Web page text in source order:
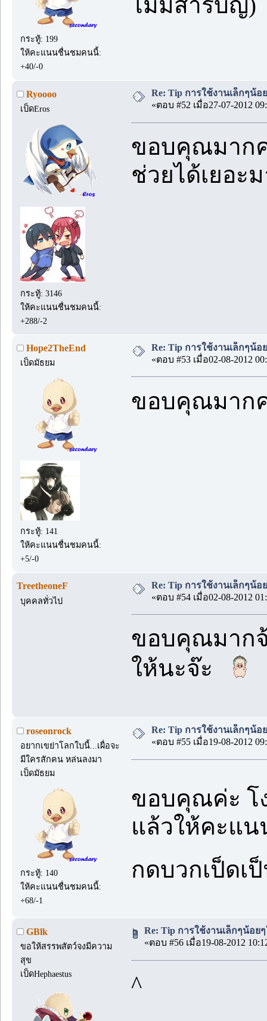
กระทู้: 199
ให้คะแนนชื่นชมคนนี้:
+40/-0
Ryoooo
เป็ดEros
กระทู้: 3146
ให้คะแนนชื่นชมคนนี้:
+288/-2
Re: Tip การใช้งานเล็กๆน้อ
«ตอบ #52 เมื่อ27-07-2012
ขอบคุณมากค
ช่วยได้เยอะ
Hope2TheEnd
เป็ดมัธยม
กระทู้: 141
ให้คะแนนชื่นชมคนนี้:
+5/-0
Re: Tip การใช้งานเล็กๆน้อ
«ตอบ #53 เมื่อ02-08-2012
ขอบคุณมา
TreetheoneF
บุคคลทั่วไป
Re: Tip การใช้งานเล็กๆน้อ
«ตอบ #54 เมื่อ02-08-2012
ขอบคุณมาก
ให้นะจ๊ะ
roseonrock
อยากเขย่าโลกใบนี้...เผื่อจะ
มีใครสักคน หล่นลงมา
เป็ดมัธยม
กระทู้: 140
ให้คะแนนชื่นชมคนนี้:
+68/-1
Re: Tip การใช้งานเล็กๆน้อ
«ตอบ #55 เมื่อ19-08-2012
ขอบคุณค่ะ โ
แล้วให้คะแน
กดบวกเป็ดเ
GBlk
ขอให้สรรพสัตว์จงมีความ
สุข
เป็ดHephaestus
Re: Tip การใช้งานเล็กๆน้อยๆ
«ตอบ #56 เมื่อ19-08-2012
^